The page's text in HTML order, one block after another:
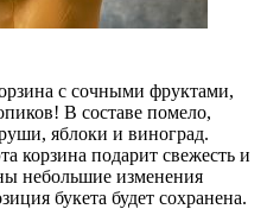
с сочными фруктами,
В составе помело,
яблоки и виноград.
корзина подарит свежесть и
небольшие изменения
букета будет сохранена.